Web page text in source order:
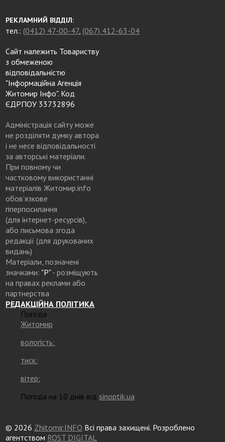
РЕКЛАМНИЙ ВІДДІЛ:
тел.: (0412) 47-00-47, (067) 412-63-04
Сайт належить Товариству
з обмеженою
відповідальністю
"Інформаційна Агенція
Житомир Інфо". Код
ЄДРПОУ 33732896
Адміністрація сайту може
не розділяти думку автора
і не несе відповідальності
за авторські матеріали.
При повному чи
частковому використанні
матеріалів Житомир.info
обов’язкове
гіперпосилання
(для інтернет-ресурсів),
або письмова згода
редакції (для друкованих
видань)
Матеріали, позначені
значками: "Р"- розміщують
на правах реклами або
партнерства
РЕДАКЦІЙНА ПОЛІТИКА
Погода
Житомир
вологість:
тиск:
вітер:
Погода на 10 днів від sinoptik.ua
© 2026 Zhitomir.INFO Всі права захищені. Розроблено
агентством ROST DIGITAL